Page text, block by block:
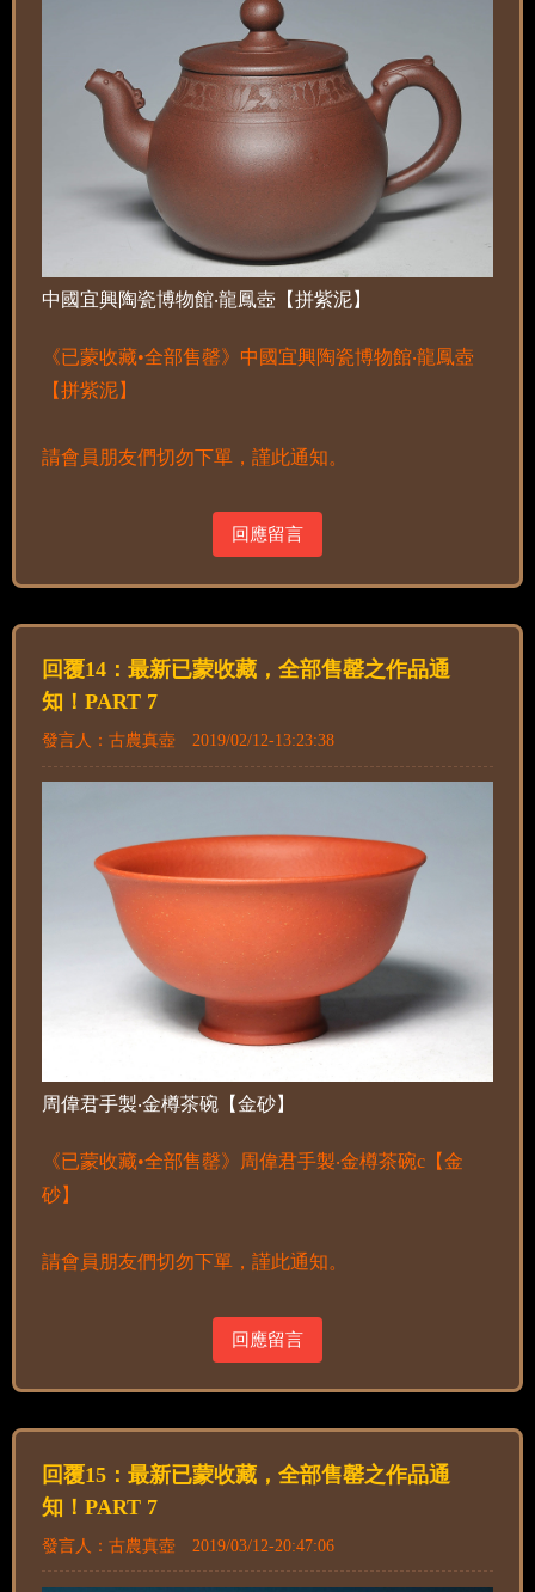
中國宜興陶瓷博物館‧龍鳳壺【拼紫泥】
《已蒙收藏•全部售罄》中國宜興陶瓷博物館‧龍鳳壺
【拼紫泥】
請會員朋友們切勿下單，謹此通知。
回應留言
回覆14：最新已蒙收藏，全部售罄之作品通
知！PART 7
發言人：古農真壺 2019/02/12-13:23:38
周偉君手製‧金樽茶碗【金砂】
《已蒙收藏•全部售罄》周偉君手製‧金樽茶碗c【金
砂】
請會員朋友們切勿下單，謹此通知。
回應留言
回覆15：最新已蒙收藏，全部售罄之作品通
知！PART 7
發言人：古農真壺 2019/03/12-20:47:06